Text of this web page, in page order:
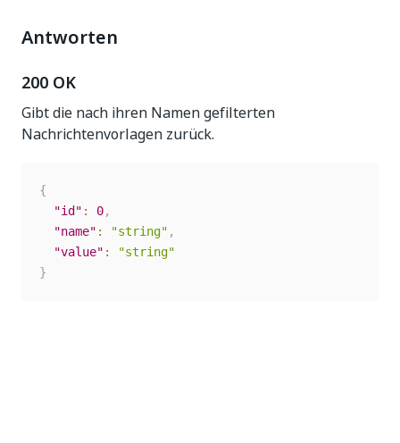
Antworten
200 OK
Gibt die nach ihren Namen gefilterten
Nachrichtenvorlagen zurück.
{
"id" : 0,
"name" : "string" ,
"value" :
"string"
}